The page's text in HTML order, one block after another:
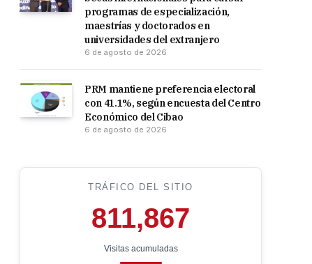
programas de especialización,
maestrías y doctorados en
universidades del extranjero
6 de agosto de 2026
PRM mantiene preferencia electoral
con 41.1%, según encuesta del Centro
Económico del Cibao
6 de agosto de 2026
TRÁFICO DEL SITIO
811,867
Visitas acumuladas